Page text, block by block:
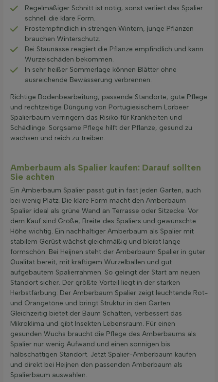
Regelmäßiger Schnitt ist nötig, sonst verliert das Spalier
schnell die klare Form.
Frostempfindlich in strengen Wintern, junge Pflanzen
brauchen Winterschutz.
Bei Staunässe reagiert die Pflanze empfindlich und kann
Wurzelschäden bekommen.
In sehr heißer Sommerlage können Blätter ohne
ausreichende Bewässerung verbrennen.
Richtige Bodenbearbeitung, passende Standorte, gute Pflege
und rechtzeitige Düngung von Portugiesischem Lorbeer
Spalierbaum verringern das Risiko für Krankheiten und
Schädlinge. Sorgsame Pflege hilft der Pflanze, gesund zu
wachsen und reich zu treiben.
Amberbaum als Spalier kaufen: Darauf sollten
Sie achten
Ein Amberbaum Spalier passt gut in fast jeden Garten, auch
bei wenig Platz. Die klare Form macht den Amberbaum
Spalier ideal als grüne Wand an Terrasse oder Sitzecke. Vor
dem Kauf sind Größe, Breite des Spaliers und gewünschte
Höhe wichtig. Ein nachhaltiger Amberbaum als Spalier mit
stabilem Gerüst wächst gleichmäßig und bleibt lange
formschön. Bei Heijnen steht der Amberbaum Spalier in guter
Qualität bereit, mit kräftigem Wurzelballen und gut
aufgebautem Spalierrahmen. So gelingt der Start am neuen
Standort sicher. Der größte Vorteil liegt in der starken
Herbstfärbung: Der Amberbaum Spalier zeigt leuchtende Rot-
und Orangetöne und bringt Struktur in den Garten.
Gleichzeitig bietet der Baum Schatten, verbessert das
Mikroklima und gibt Insekten Lebensraum. Für einen
gesunden Wuchs braucht die Pflege des Amberbaums als
Spalier nur wenig Aufwand und einen sonnigen bis
halbschattigen Standort. Jetzt Spalier-Amberbaum kaufen
und direkt bei Heijnen den passenden Amberbaum als
Spalierbaum auswählen.